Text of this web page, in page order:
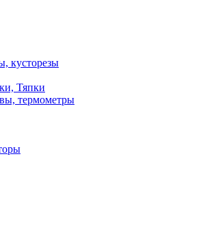
кусторезы
Тяпки
термометры